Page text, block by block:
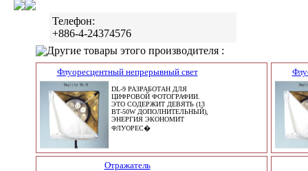
Телефон:
+886-4-24374576
Другие товары этого производителя :
Флуоресцентный непрерывный свет
DL-9 РАЗРАБОТАН ДЛЯ
ЦИФРОВОЙ ФОТОГРАФИИ.
ЭТО СОДЕРЖИТ ДЕВЯТЬ (13
ВТ-50W ДОПОЛНИТЕЛЬНЫЙ),
ЭНЕРГИЯ ЭКОНОМИТ
ФЛУОРЕС�
Отражатель